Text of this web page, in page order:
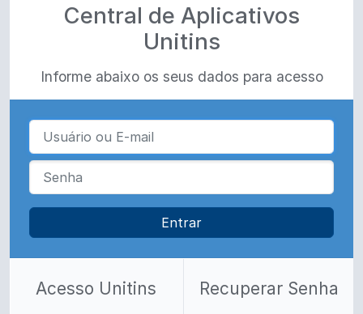
Central de Aplicativos
Unitins
Informe abaixo os seus dados para acesso
Entrar
Acesso Unitins Recuperar Senha